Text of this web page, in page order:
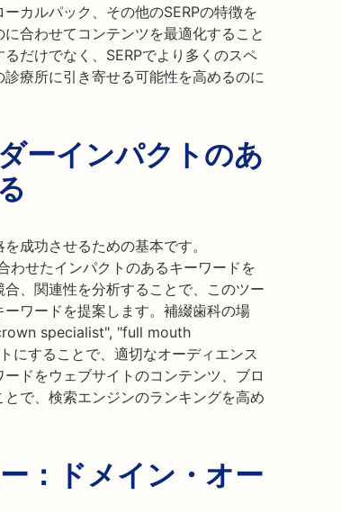
カルパック、その他のSERPの特徴を
合わせてコンテンツを最適化すること
だけでなく、SERPでより多くのスペ
療所に引き寄せる可能性を高めるのに
ーインパクトのあ
成功させるための基本です。
せたインパクトのあるキーワードを
、関連性を分析することで、このツー
ワードを提案します。補綴歯科の場
specialist", "full mouth
することで、適切なオーディエンス
ドをウェブサイトのコンテンツ、ブロ
で、検索エンジンのランキングを高め
：ドメイン・オー